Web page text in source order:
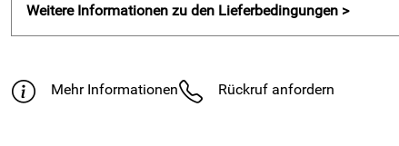
Weitere Informationen zu den Lieferbedingungen >
Mehr Informationen Rückruf anfordern